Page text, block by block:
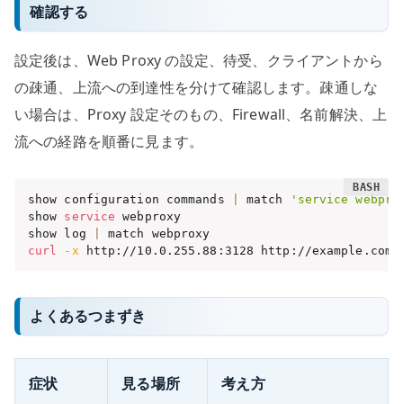
確認する
設定後は、Web Proxy の設定、待受、クライアントから
の疎通、上流への到達性を分けて確認します。疎通しな
い場合は、Proxy 設定そのもの、Firewall、名前解決、上
流への経路を順番に見ます。
show configuration commands match
'service
show service webproxy
show log
curl
-x http://10.0.255.88:3128 http://example.com/
よくあるつまずき
症状 見る場所 考え方